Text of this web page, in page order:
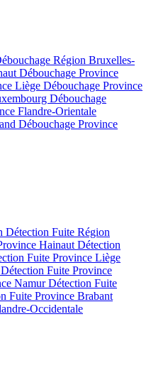
Région Bruxelles-
Débouchage Province
Liège Débouchage Province
Débouchage
Flandre-Orientale
Débouchage Province
Détection Fuite Région
Hainaut Détection
Fuite Province Liège
Détection Fuite Province
NamurDétection Fuite
Fuite Province Brabant
Occidentale